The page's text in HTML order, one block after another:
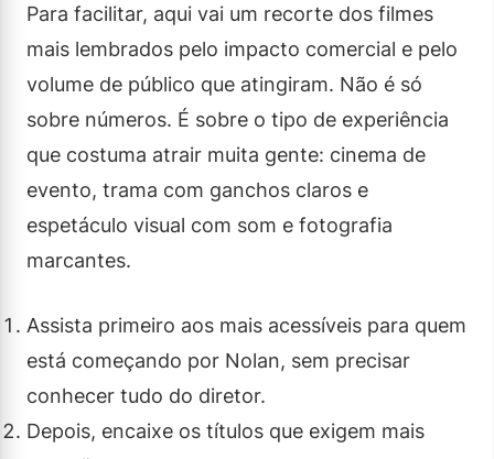
Para facilitar, aqui vai um recorte dos filmes
mais lembrados pelo impacto comercial e pelo
volume de público que atingiram. Não é só
sobre números. É sobre o tipo de experiência
que costuma atrair muita gente: cinema de
evento, trama com ganchos claros e
espetáculo visual com som e fotografia
marcantes.
Assista primeiro aos mais acessíveis para quem
está começando por Nolan, sem precisar
conhecer tudo do diretor.
Depois, encaixe os títulos que exigem mais